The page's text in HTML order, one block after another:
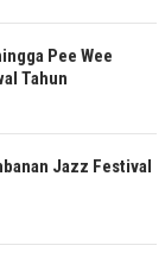
Pee Wee
Tahun
Jazz Festival